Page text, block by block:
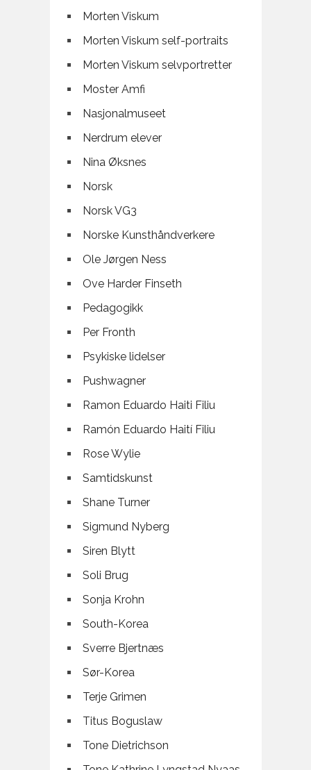
Morten Viskum
Morten Viskum self-portraits
Morten Viskum selvportretter
Moster Amfi
Nasjonalmuseet
Nerdrum elever
Nina Øksnes
Norsk
Norsk VG3
Norske Kunsthåndverkere
Ole Jørgen Ness
Ove Harder Finseth
Pedagogikk
Per Fronth
Psykiske lidelser
Pushwagner
Ramon Eduardo Haiti Filiu
Ramón Eduardo Haití Filiu
Rose Wylie
Samtidskunst
Shane Turner
Sigmund Nyberg
Siren Blytt
Soli Brug
Sonja Krohn
South-Korea
Sverre Bjertnæs
Sør-Korea
Terje Grimen
Titus Boguslaw
Tone Dietrichson